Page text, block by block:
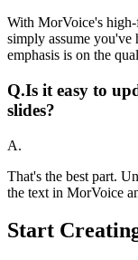
With MorVoice's
simply assume you've
emphasis is on the
Q.Is it easy to
slides?
A.
That's the best part.
the text in MorVoice
Start